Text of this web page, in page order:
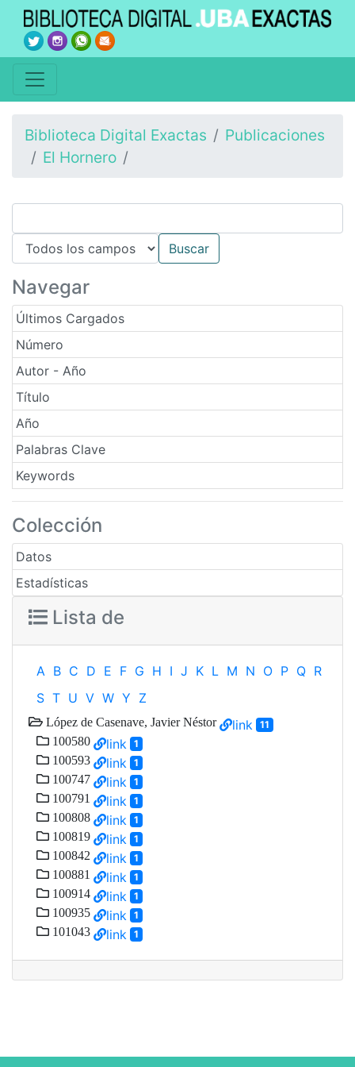
Biblioteca Digital Exactas
Publicaciones
El Hornero
Navegar
Últimos Cargados
Número
Autor - Año
Título
Año
Palabras Clave
Keywords
Colección
Datos
Estadísticas
Lista de
A B C D E F G H I J K L M N O P Q R
S T U V W Y Z
López de Casenave, Javier Néstor link 11
100580 link 1
100593 link 1
100747 link 1
100791 link 1
100808 link 1
100819 link 1
100842 link 1
100881 link 1
100914 link 1
100935 link 1
101043 link 1